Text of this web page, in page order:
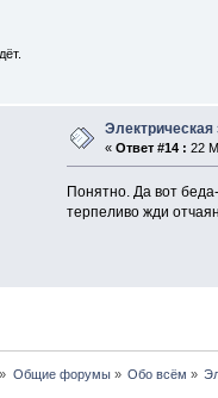
Электрическая
«Ответ #14 : 22
Понятно. Да вот
терпеливо жди
» Общие форумы» Обо всём »